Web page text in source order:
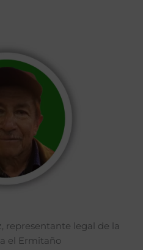
representante legal de la
el Ermitaño